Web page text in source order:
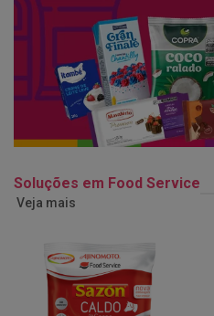
Soluções em Food Service
Veja mais